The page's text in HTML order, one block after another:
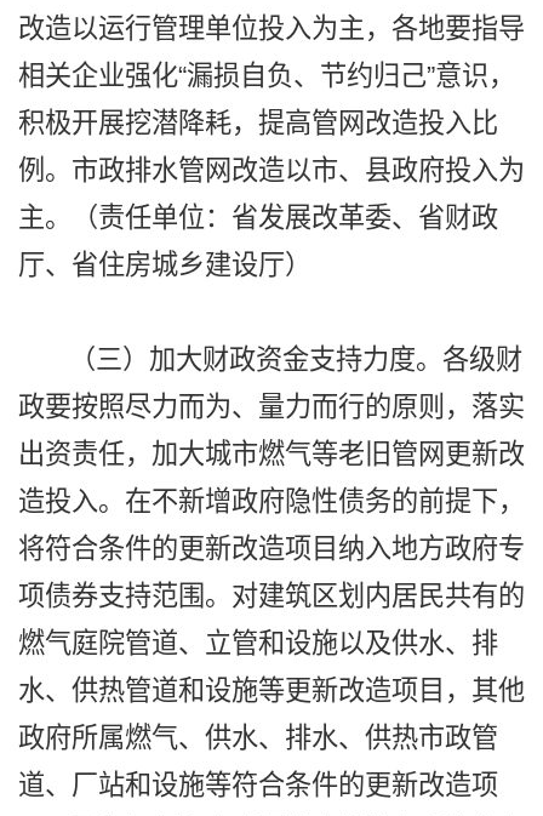
改造以运行管理单位投入为主，各地要指导
相关企业强化“漏损自负、节约归己”意识，
积极开展挖潜降耗，提高管网改造投入比
例。市政排水管网改造以市、县政府投入为
主。（责任单位：省发展改革委、省财政
厅、省住房城乡建设厅）
（三）加大财政资金支持力度。各级财
政要按照尽力而为、量力而行的原则，落实
出资责任，加大城市燃气等老旧管网更新改
造投入。在不新增政府隐性债务的前提下，
将符合条件的更新改造项目纳入地方政府专
项债券支持范围。对建筑区划内居民共有的
燃气庭院管道、立管和设施以及供水、排
水、供热管道和设施等更新改造项目，其他
政府所属燃气、供水、排水、供热市政管
道、厂站和设施等符合条件的更新改造项